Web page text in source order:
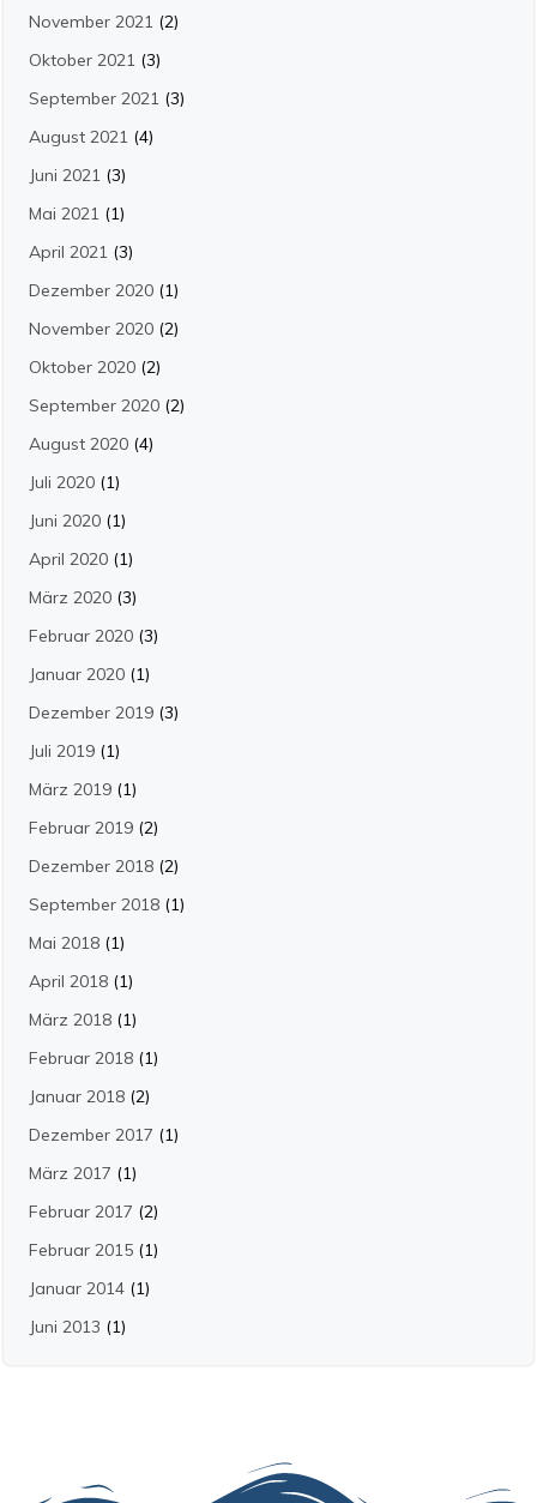
November 2021 (2)
Oktober 2021 (3)
September 2021 (3)
August 2021 (4)
Juni 2021 (3)
Mai 2021 (1)
April 2021 (3)
Dezember 2020 (1)
November 2020 (2)
Oktober 2020 (2)
September 2020 (2)
August 2020 (4)
Juli 2020 (1)
Juni 2020 (1)
April 2020 (1)
März 2020 (3)
Februar 2020 (3)
Januar 2020 (1)
Dezember 2019 (3)
Juli 2019 (1)
März 2019 (1)
Februar 2019 (2)
Dezember 2018 (2)
September 2018 (1)
Mai 2018 (1)
April 2018 (1)
März 2018 (1)
Februar 2018 (1)
Januar 2018 (2)
Dezember 2017 (1)
März 2017 (1)
Februar 2017 (2)
Februar 2015 (1)
Januar 2014 (1)
Juni 2013 (1)